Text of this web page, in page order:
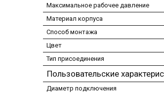
Максимальное рабочее давление
Материал корпуса
Способ монтажа
Цвет
Тип присоединения
Пользовательские
Диаметр подключения